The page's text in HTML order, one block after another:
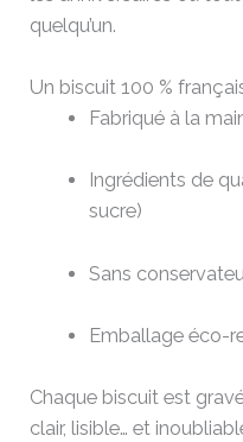
quelqu’un.
Un biscuit 100 %
Fabriqué à la
Ingrédients de
sucre)
Sans
Emballage éco-
Chaque biscuit est
clair, lisible… et